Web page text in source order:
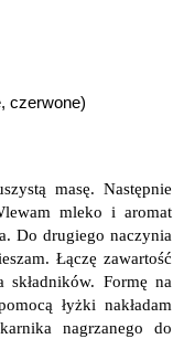
czerwone)
masę. Następnie
mleko i aromat
Do drugiego naczynia
Łączę zawartość
składników. Formę na
łyżki nakładam
nagrzanego do